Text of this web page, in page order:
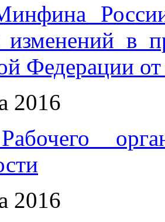
изменений в
Федерации
2016
2016